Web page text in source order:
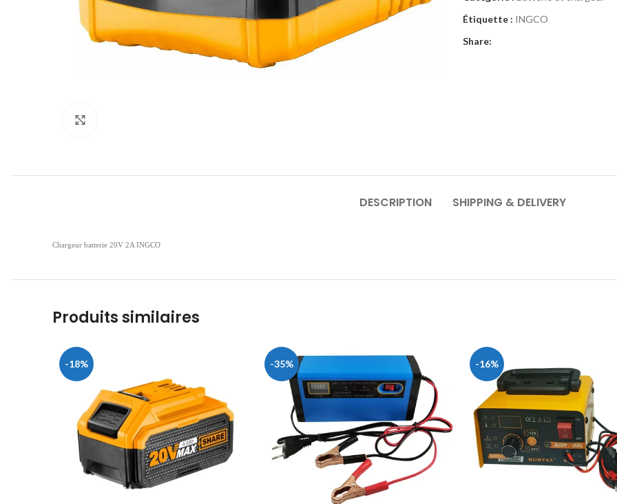
Étiquette : INGCO
Share:
DESCRIPTION SHIPPING & DELIVERY
Chargeur batterie 20V 2A INGCO
Produits similaires
-18% -35% -16%